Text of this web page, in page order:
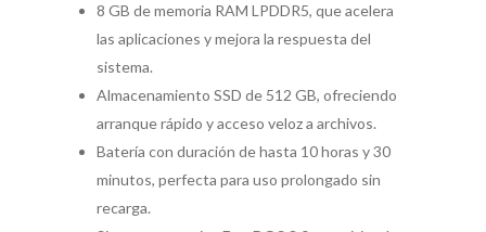
8 GB de memoria RAM LPDDR5, que acelera
las aplicaciones y mejora la respuesta del
sistema.
Almacenamiento SSD de 512 GB, ofreciendo
arranque rápido y acceso veloz a archivos.
Batería con duración de hasta 10 horas y 30
minutos, perfecta para uso prolongado sin
recarga.